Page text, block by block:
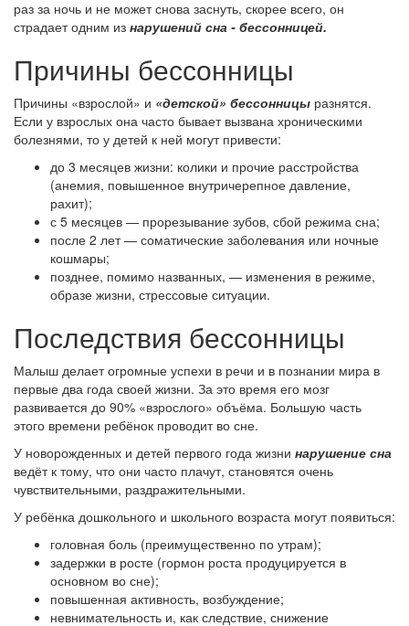
раз за ночь и не может снова заснуть, скорее всего, он
страдает одним из нарушений сна - бессонницей.
Причины бессонницы
Причины «взрослой» и «детской» бессонницы разнятся.
Если у взрослых она часто бывает вызвана хроническими
болезнями, то у детей к ней могут привести:
до 3 месяцев жизни: колики и прочие расстройства
(анемия, повышенное внутричерепное давление,
рахит);
с 5 месяцев — прорезывание зубов, сбой режима сна;
после 2 лет — соматические заболевания или ночные
кошмары;
позднее, помимо названных, — изменения в режиме,
образе жизни, стрессовые ситуации.
Последствия бессонницы
Малыш делает огромные успехи в речи и в познании мира в
первые два года своей жизни. За это время его мозг
развивается до 90% «взрослого» объёма. Большую часть
этого времени ребёнок проводит во сне.
У новорожденных и детей первого года жизни нарушение сна
ведёт к тому, что они часто плачут, становятся очень
чувствительными, раздражительными.
У ребёнка дошкольного и школьного возраста могут появиться:
головная боль (преимущественно по утрам);
задержки в росте (гормон роста продуцируется в
основном во сне);
повышенная активность, возбуждение;
невнимательность и, как следствие, снижение